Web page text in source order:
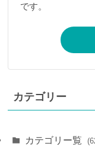
です。
カテゴリー
カテゴリー覧